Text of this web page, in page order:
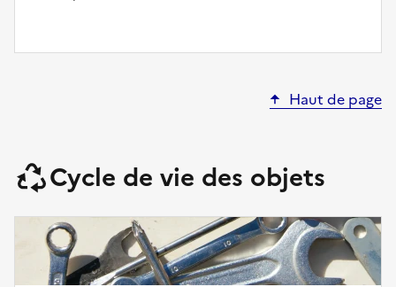
Haut de page
Cycle de vie des objets